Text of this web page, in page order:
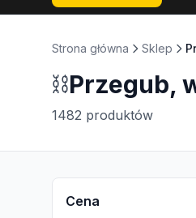
Strona główna Sklep
⛓️Przegub,
1482 produktów
Cena